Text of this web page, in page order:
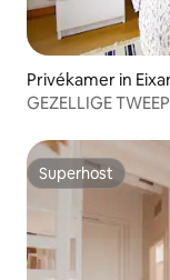
Privékamer in
GEZELLIGE
Superhost
Superhost